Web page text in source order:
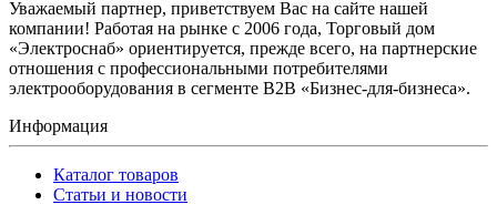
Уважаемый партнер, приветствуем Вас на сайте нашей
компании! Работая на рынке с 2006 года, Торговый дом
«Электроснаб» ориентируется, прежде всего, на партнерские
отношения с профессиональными потребителями
электрооборудования в сегменте B2B «Бизнес-для-бизнеса».
Информация
Каталог товаров
Статьи и новости